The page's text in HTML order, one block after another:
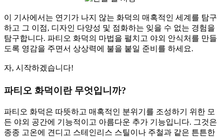
이 기사에서는 연기가 나지 않는 화덕의 매혹적인 세계를 탐구
하고 그 이점, 디자인 다양성 및 점화하는 잊을 수 없는 경험을
탐구합니다. 파티오 화덕의 마법을 펼치고 야외 안식처를 만들
도록 영감을 주면서 상상력에 불을 붙일 준비를 하세요.
자, 시작하겠습니다!
파티오 화덕이란 무엇입니까?
파티오 화덕은 따뜻하고 매혹적인 분위기를 조성하기 위한 모
든 야외 공간에 기능적이고 아름다운 추가 기능입니다. 그것은
종종 고온에 견디고 스테인리스 스틸이나 주철과 같은 튼튼한